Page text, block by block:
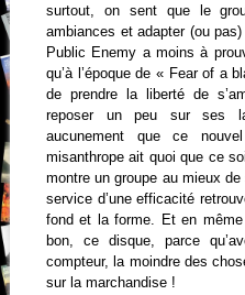
surtout, on sent que le
ambiances et adapter (ou
Public Enemy a moins à
qu’à l’époque de « Fear of a
de prendre la liberté de
reposer un peu sur ses
aucunement que ce
misanthrope ait quoi que ce
montre un groupe au mieux
service d’une efficacité
fond et la forme. Et en
bon, ce disque, parce
compteur, la moindre des
sur la marchandise !